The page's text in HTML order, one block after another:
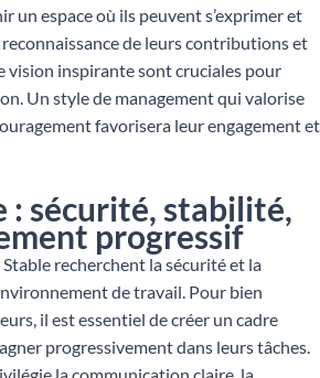
un espace où ils peuvent s’exprimer et
reconnaissance de leurs contributions et
vision inspirante sont cruciales pour
Un style de management qui valorise
favorisera leur engagement et
: sécurité, stabilité,
progressif
recherchent la sécurité et la
de travail. Pour bien
il est essentiel de créer un cadre
progressivement dans leurs tâches.
la communication claire, la